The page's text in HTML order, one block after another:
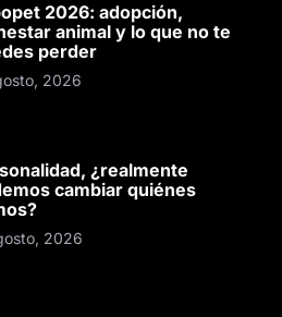
2026: adopción,
animal y lo que no te
perder
2026
¿realmente
cambiar quiénes
2026